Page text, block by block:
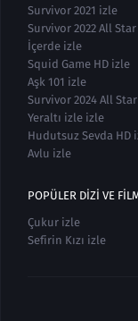
Survivor 2021 izle
Survivor 2022 All
İçerde izle
Squid Game HD izle
Aşk 101 izle
Survivor 2024 All
Yeraltı izle izle
Hudutsuz Sevda HD
Avlu izle
POPÜLER DIZI VE
Çukur izle
Sefirin Kızı izle